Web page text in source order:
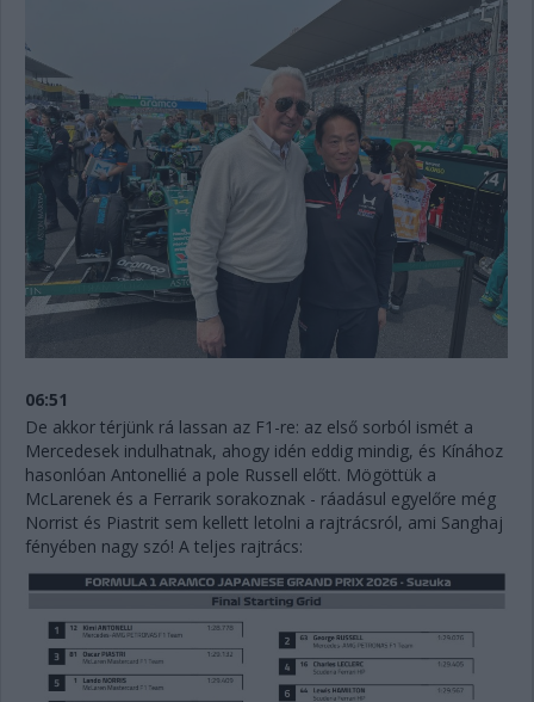
06:51
De akkor térjünk rá lassan az F1-re: az első sorból ismét a
Mercedesek indulhatnak, ahogy idén eddig mindig, és Kínához
hasonlóan Antonellié a pole Russell előtt. Mögöttük a
McLarenek és a Ferrarik sorakoznak - ráadásul egyelőre még
Norrist és Piastrit sem kellett letolni a rajtrácsról, ami Sanghaj
fényében nagy szó! A teljes rajtrács: